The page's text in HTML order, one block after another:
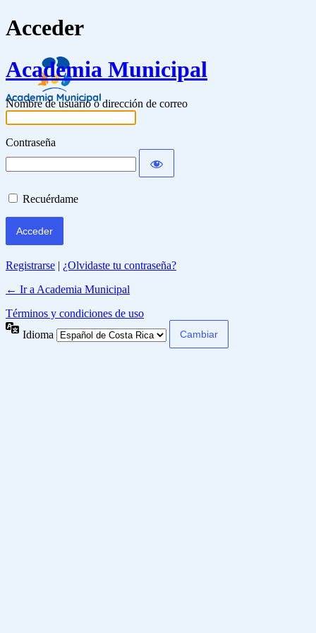
Acceder
Academia Municipal
Nombre de usuario o dirección de correo
Contraseña
Recuérdame
Registrarse | ¿Olvidaste tu contraseña?
← Ir a Academia Municipal
Términos y condiciones de uso
Idioma